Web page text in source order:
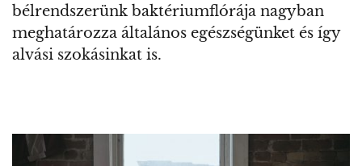
bélrendszerünk baktériumflórája nagyban
meghatározza általános egészségünket és így
alvási szokásinkat is.